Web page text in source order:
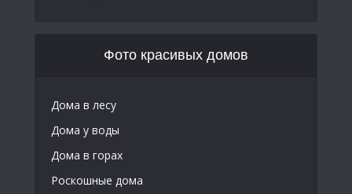
Фото красивых домов
Дома в лесу
Дома у воды
Дома в горах
Роскошные дома